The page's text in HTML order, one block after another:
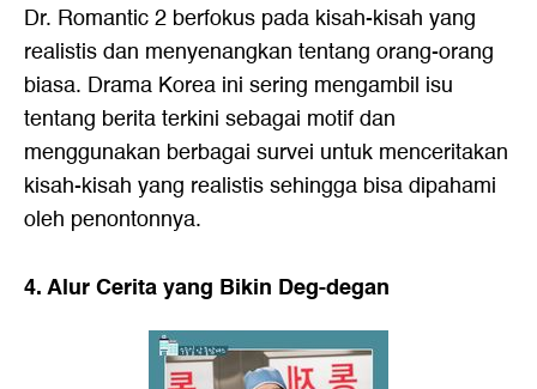
Dr. Romantic 2 berfokus pada kisah-kisah yang
realistis dan menyenangkan tentang orang-orang
biasa. Drama Korea ini sering mengambil isu
tentang berita terkini sebagai motif dan
menggunakan berbagai survei untuk menceritakan
kisah-kisah yang realistis sehingga bisa dipahami
oleh penontonnya.
4. Alur Cerita yang Bikin Deg-degan